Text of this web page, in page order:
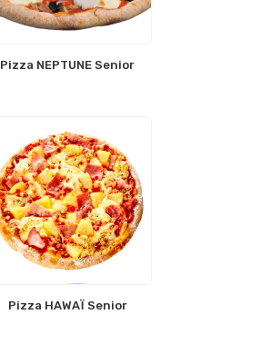
Pizza NEPTUNE Senior
Pizza HAWAÏ Senior